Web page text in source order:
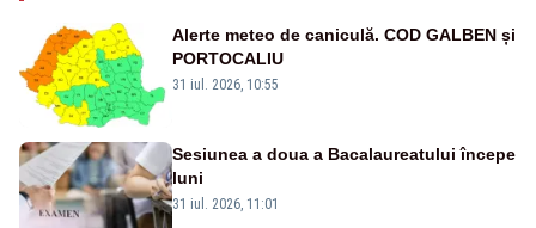
Alerte meteo de caniculă. COD GALBEN și
PORTOCALIU
31 iul. 2026, 10:55
Sesiunea a doua a Bacalaureatului începe
luni
31 iul. 2026, 11:01